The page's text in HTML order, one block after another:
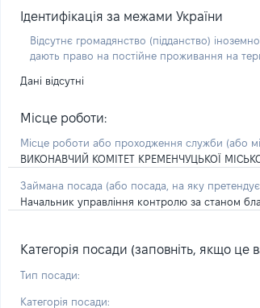
Ідентифікація за межами України
Відсутнє громадянство (підданство)
дають право на постійне проживання на
Дані відсутні
Місце роботи:
Місце роботи або проходження служби (або
ВИКОНАВЧИЙ КОМІТЕТ КРЕМЕНЧУЦЬКОЇ
Займана посада (або посада, на яку
Начальник управління контролю за станом
Категорія посади (заповніть, якщо це
Тип посади:
Категорія посади: